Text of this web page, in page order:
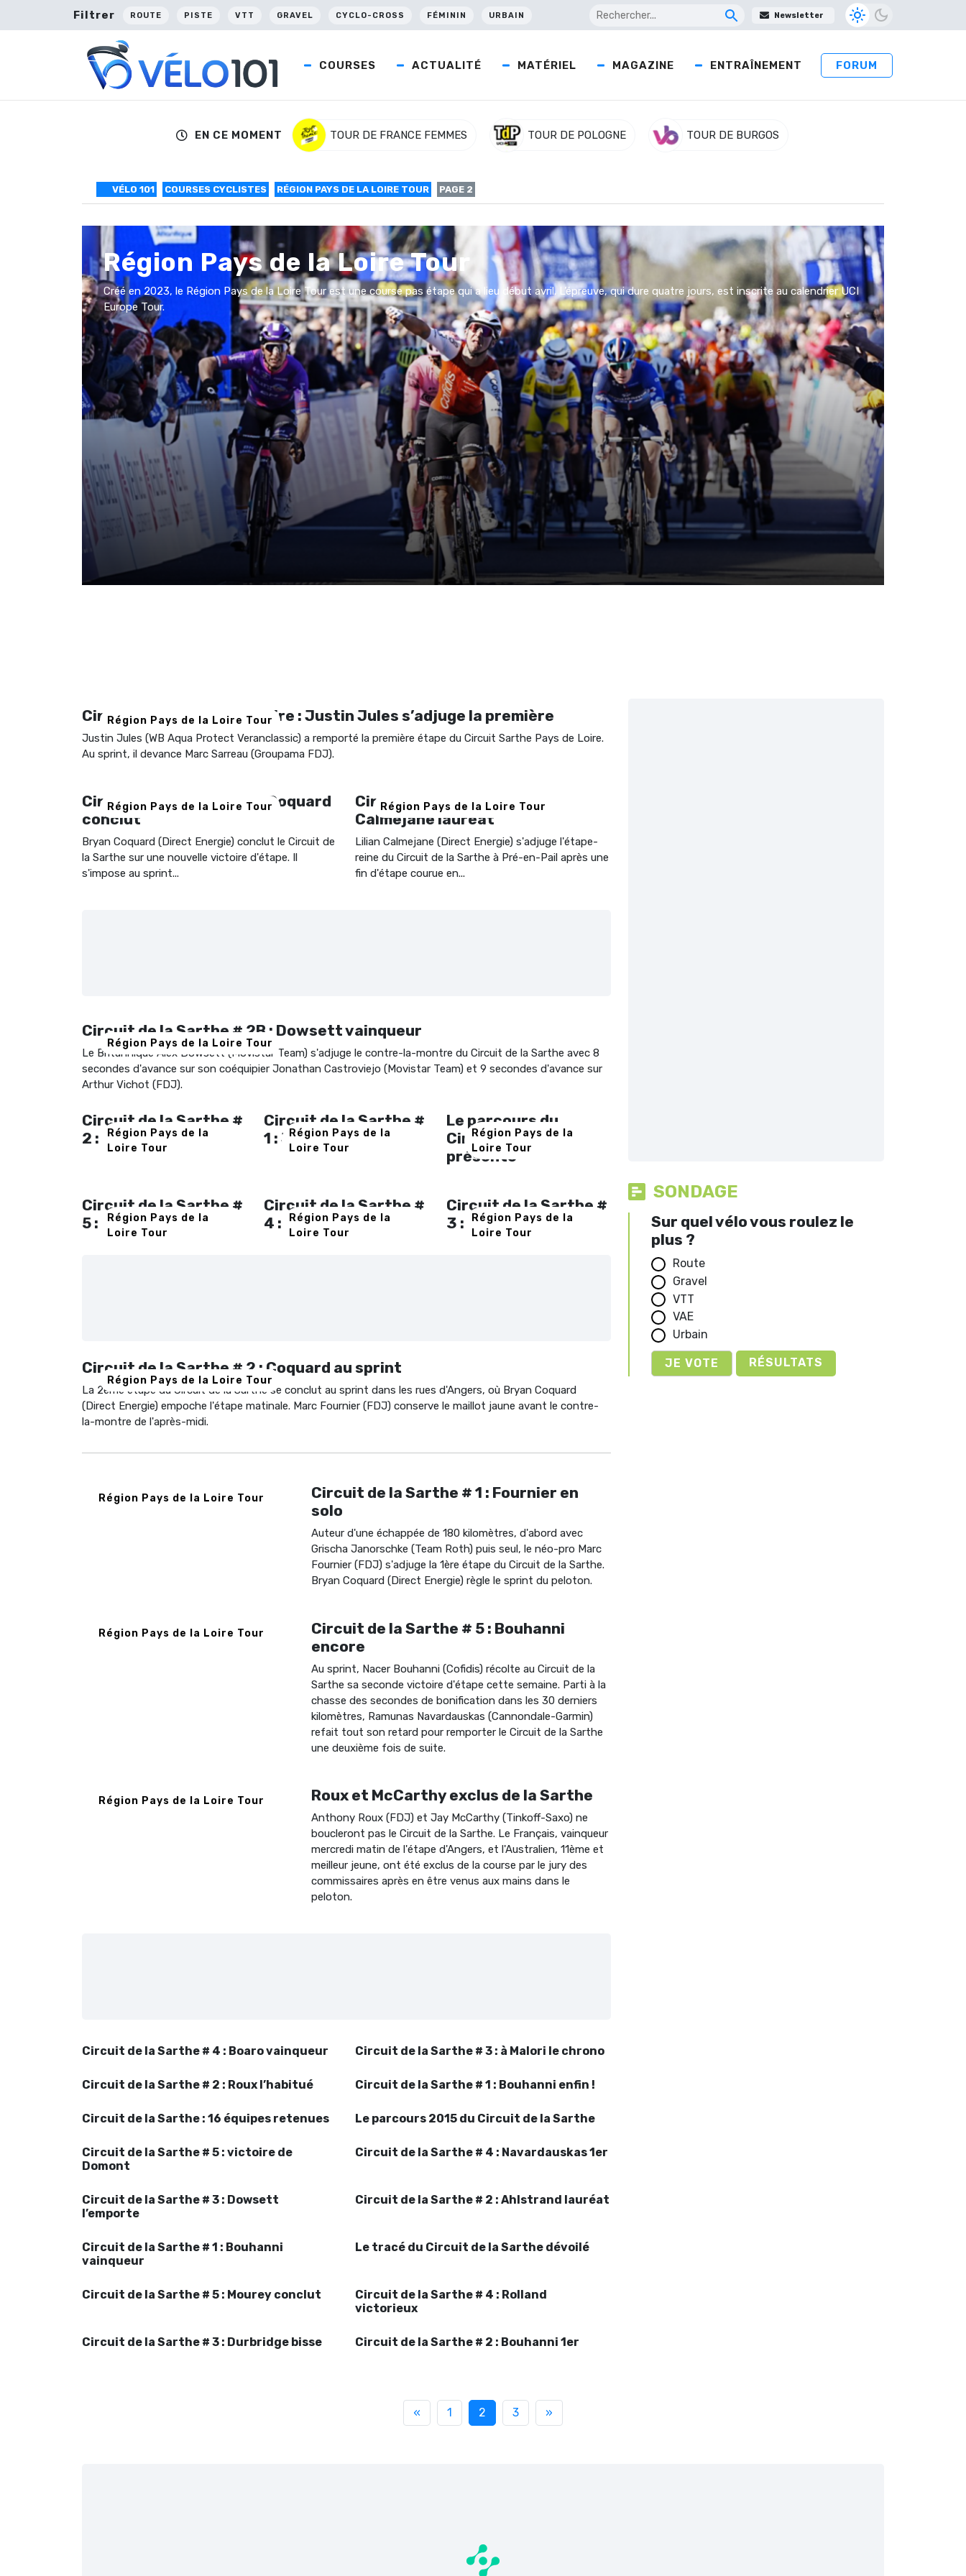
Filtrer ROUTE PISTE VTT GRAVEL CYCLO-CROSS FÉMININ URBAIN Newsletter
COURSES ACTUALITÉ MATÉRIEL MAGAZINE ENTRAÎNEMENT FORUM
EN CE MOMENT TOUR DE FRANCE FEMMES TOUR DE POLOGNE TOUR DE BURGOS
VÉLO 101 COURSES CYCLISTES RÉGION PAYS DE LA LOIRE TOUR PAGE 2
Région Pays de la Loire Tour
Créé en 2023, le Région Pays de la Loire Tour est une course pas étape qui a lieu début avril. L’épreuve, qui dure quatre jours, est inscrite au calendrier UCI
Europe Tour.
Région Pays de la Loire Tour
Circuit Sarthe Pays de Loire : Justin Jules s’adjuge la première
Justin Jules (WB Aqua Protect Veranclassic) a remporté la première étape du Circuit Sarthe Pays de Loire.
Au sprint, il devance Marc Sarreau (Groupama FDJ).
Région Pays de la Loire Tour
Circuit de la Sarthe # 4 : Coquard
conclut
Bryan Coquard (Direct Energie) conclut le Circuit de
la Sarthe sur une nouvelle victoire d'étape. Il
s'impose au sprint...
Région Pays de la Loire Tour
Circuit de la Sarthe # 3 :
Calmejane lauréat
Lilian Calmejane (Direct Energie) s'adjuge l'étape-
reine du Circuit de la Sarthe à Pré-en-Pail après une
fin d'étape courue en...
Région Pays de la Loire Tour
Circuit de la Sarthe # 2B : Dowsett vainqueur
Le Britannique Alex Dowsett (Movistar Team) s'adjuge le contre-la-montre du Circuit de la Sarthe avec 8
secondes d'avance sur son coéquipier Jonathan Castroviejo (Movistar Team) et 9 secondes d'avance sur
Arthur Vichot (FDJ).
Région Pays de la
Loire Tour
Circuit de la Sarthe #
2 : Coquard au sprint
Région Pays de la
Loire Tour
Circuit de la Sarthe #
1 : Justin Jules 1er
Région Pays de la
Loire Tour
Le parcours du
Circuit de la Sarthe
présenté
Région Pays de la
Loire Tour
Circuit de la Sarthe #
5 : Lobato au sprint
Région Pays de la
Loire Tour
Circuit de la Sarthe #
4 : Vorobyev double
Région Pays de la
Loire Tour
Circuit de la Sarthe #
3 : à Vorobyev le CLM
Région Pays de la Loire Tour
Circuit de la Sarthe # 2 : Coquard au sprint
La 2ème étape du Circuit de la Sarthe se conclut au sprint dans les rues d'Angers, où Bryan Coquard
(Direct Energie) empoche l'étape matinale. Marc Fournier (FDJ) conserve le maillot jaune avant le contre-
la-montre de l'après-midi.
Région Pays de la Loire Tour
Circuit de la Sarthe # 1 : Fournier en
solo
Auteur d'une échappée de 180 kilomètres, d'abord avec
Grischa Janorschke (Team Roth) puis seul, le néo-pro Marc
Fournier (FDJ) s'adjuge la 1ère étape du Circuit de la Sarthe.
Bryan Coquard (Direct Energie) règle le sprint du peloton.
Région Pays de la Loire Tour
Circuit de la Sarthe # 5 : Bouhanni
encore
Au sprint, Nacer Bouhanni (Cofidis) récolte au Circuit de la
Sarthe sa seconde victoire d'étape cette semaine. Parti à la
chasse des secondes de bonification dans les 30 derniers
kilomètres, Ramunas Navardauskas (Cannondale-Garmin)
refait tout son retard pour remporter le Circuit de la Sarthe
une deuxième fois de suite.
Région Pays de la Loire Tour Roux et McCarthy exclus de la Sarthe
Anthony Roux (FDJ) et Jay McCarthy (Tinkoff-Saxo) ne
boucleront pas le Circuit de la Sarthe. Le Français, vainqueur
mercredi matin de l'étape d'Angers, et l'Australien, 11ème et
meilleur jeune, ont été exclus de la course par le jury des
commissaires après en être venus aux mains dans le
peloton.
Circuit de la Sarthe # 4 : Boaro vainqueur Circuit de la Sarthe # 3 : à Malori le chrono
Circuit de la Sarthe # 2 : Roux l’habitué Circuit de la Sarthe # 1 : Bouhanni enfin !
Circuit de la Sarthe : 16 équipes retenues Le parcours 2015 du Circuit de la Sarthe
Circuit de la Sarthe # 5 : victoire de
Domont
Circuit de la Sarthe # 4 : Navardauskas 1er
Circuit de la Sarthe # 3 : Dowsett
l’emporte
Circuit de la Sarthe # 2 : Ahlstrand lauréat
Circuit de la Sarthe # 1 : Bouhanni
vainqueur
Le tracé du Circuit de la Sarthe dévoilé
Circuit de la Sarthe # 5 : Mourey conclut
Circuit de la Sarthe # 4 : Rolland
victorieux
Circuit de la Sarthe # 3 : Durbridge bisse Circuit de la Sarthe # 2 : Bouhanni 1er
SONDAGE
Sur quel vélo vous roulez le
plus ?
Route
Gravel
VTT
VAE
Urbain
RÉSULTATS
« 1 2 3 »